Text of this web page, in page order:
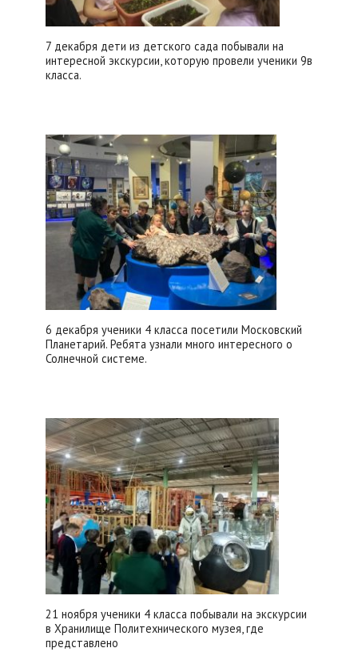
7 декабря дети из детского сада побывали на
интересной экскурсии, которую провели ученики 9в
класса.
6 декабря ученики 4 класса посетили Московский
Планетарий. Ребята узнали много интересного о
Солнечной системе.
21 ноября ученики 4 класса побывали на экскурсии
в Хранилище Политехнического музея, где
представлено